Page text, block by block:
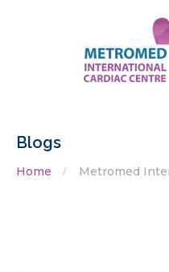
Blogs
Home Metromed